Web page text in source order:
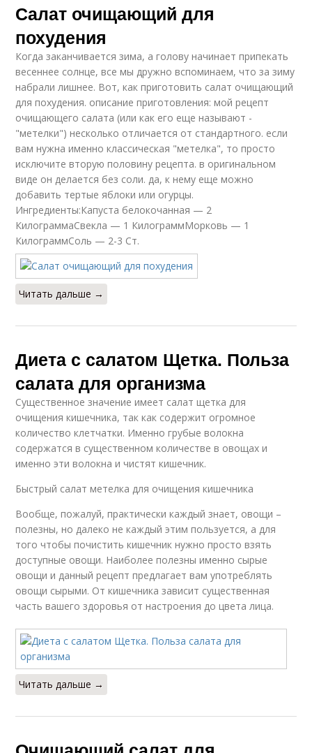
Салат очищающий для
похудения
Когда заканчивается зима, а голову начинает припекать
весеннее солнце, все мы дружно вспоминаем, что за зиму
набрали лишнее. Вот, как приготовить салат очищающий
для похудения. описание приготовления: мой рецепт
очищающего салата (или как его еще называют -
"метелки") несколько отличается от стандартного. если
вам нужна именно классическая "метелка", то просто
исключите вторую половину рецепта. в оригинальном
виде он делается без соли. да, к нему еще можно
добавить тертые яблоки или огурцы.
Ингредиенты:Капуста белокочанная — 2
КилограммаСвекла — 1 КилограммМорковь — 1
КилограммСоль — 2-3 Ст.
Читать дальше →
Диета с салатом Щетка. Польза
салата для организма
Существенное значение имеет салат щетка для
очищения кишечника, так как содержит огромное
количество клетчатки. Именно грубые волокна
содержатся в существенном количестве в овощах и
именно эти волокна и чистят кишечник.
Быстрый салат метелка для очищения кишечника
Вообще, пожалуй, практически каждый знает, овощи –
полезны, но далеко не каждый этим пользуется, а для
того чтобы почистить кишечник нужно просто взять
доступные овощи. Наиболее полезны именно сырые
овощи и данный рецепт предлагает вам употреблять
овощи сырыми. От кишечника зависит существенная
часть вашего здоровья от настроения до цвета лица.
Читать дальше →